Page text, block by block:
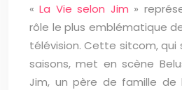
«La Vie selon Jim »
rôle le plus emblématique
télévision. Cette sitcom, qui
saisons, met en scène
Jim, un père de famille de